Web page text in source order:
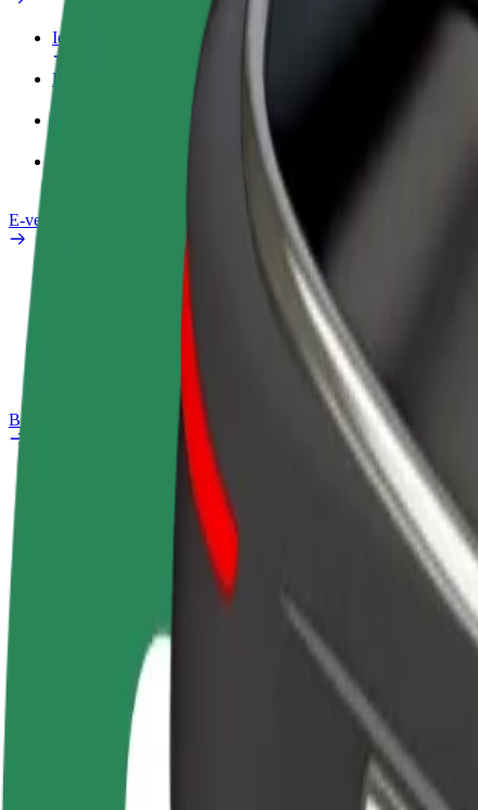
Ieguvumi
Darba Profils
E-velosipēdi
Drošības laboratorija
Bolt Plus
Gūsti ieņēmumus, kā
Kļūsti par kurjeru
Piegādā ēdienu un saņem izmaksu
Kā nokļūt no: Aupark uz: OC Optima